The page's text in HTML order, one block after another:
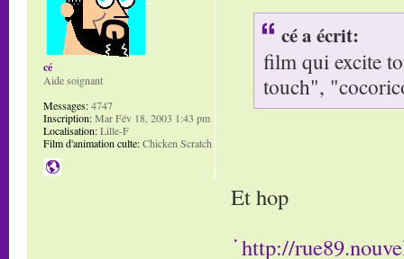
cé a écrit:
film qui excite
touch",
Et hop
http://
cé
Aide soignant
Messages:4747
Inscription:Mar Fév 18, 2003 1:43 pm
Localisation:Lille-F
Film d'animation culte:Chicken Scratch